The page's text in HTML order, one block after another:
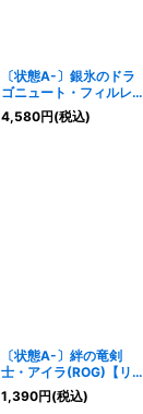
〔状態A-〕銀氷のドラ
ゴニュート・フィルレイ
ン(ANV)【リアルプロ
モ】{-}《ドラゴン》
4,580円(税込)
〔状態A-〕絆の竜剣
士・アイラ(ROG)【リア
ルプロモ】{-}《ドラゴ
ン》
1,390円(税込)